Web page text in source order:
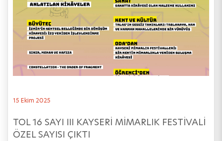
15 Ekim 2025
TOL 16 SAYI III KAYSERİ MİMARLIK FESTİVALİ
ÖZEL SAYISI ÇIKTI